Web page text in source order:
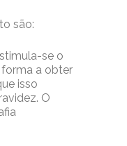
são:
se o
a obter
isso
O